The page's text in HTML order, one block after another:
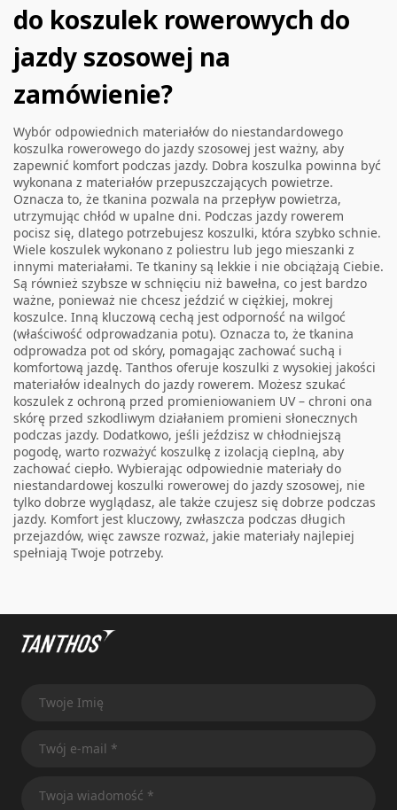
do koszulek rowerowych do
jazdy szosowej na
zamówienie?
Wybór odpowiednich materiałów do niestandardowego
koszulka rowerowego do jazdy szosowej jest ważny, aby
zapewnić komfort podczas jazdy. Dobra koszulka powinna być
wykonana z materiałów przepuszczających powietrze.
Oznacza to, że tkanina pozwala na przepływ powietrza,
utrzymując chłód w upalne dni. Podczas jazdy rowerem
pocisz się, dlatego potrzebujesz koszulki, która szybko schnie.
Wiele koszulek wykonano z poliestru lub jego mieszanki z
innymi materiałami. Te tkaniny są lekkie i nie obciążają Ciebie.
Są również szybsze w schnięciu niż bawełna, co jest bardzo
ważne, ponieważ nie chcesz jeździć w ciężkiej, mokrej
koszulce. Inną kluczową cechą jest odporność na wilgoć
(właściwość odprowadzania potu). Oznacza to, że tkanina
odprowadza pot od skóry, pomagając zachować suchą i
komfortową jazdę. Tanthos oferuje koszulki z wysokiej jakości
materiałów idealnych do jazdy rowerem. Możesz szukać
koszulek z ochroną przed promieniowaniem UV – chroni ona
skórę przed szkodliwym działaniem promieni słonecznych
podczas jazdy. Dodatkowo, jeśli jeździsz w chłodniejszą
pogodę, warto rozważyć koszulkę z izolacją cieplną, aby
zachować ciepło. Wybierając odpowiednie materiały do
niestandardowej koszulki rowerowej do jazdy szosowej, nie
tylko dobrze wyglądasz, ale także czujesz się dobrze podczas
jazdy. Komfort jest kluczowy, zwłaszcza podczas długich
przejazdów, więc zawsze rozważ, jakie materiały najlepiej
spełniają Twoje potrzeby.